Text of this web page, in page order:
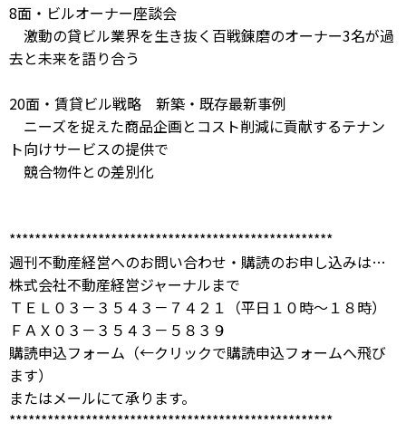
8面・ビルオーナー座談会
激動の貸ビル業界を生き抜く百戦錬磨のオーナー3名が過
去と未来を語り合う
20面・賃貸ビル戦略 新築・既存最新事例
ニーズを捉えた商品企画とコスト削減に貢献するテナン
ト向けサービスの提供で
競合物件との差別化
***************************************************
週刊不動産経営へのお問い合わせ・購読のお申し込みは…
株式会社不動産経営ジャーナルまで
ＴＥＬ０３－３５４３－７４２１（平日１０時～１８時）
ＦＡＸ０３－３５４３－５８３９
購読申込フォーム （←クリックで購読申込フォームへ飛び
ます）
またはメールにて承ります。
***************************************************